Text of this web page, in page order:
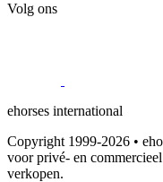
Volg ons
ehorses international
Copyright 1999-2026 •
voor privé- en
verkopen.